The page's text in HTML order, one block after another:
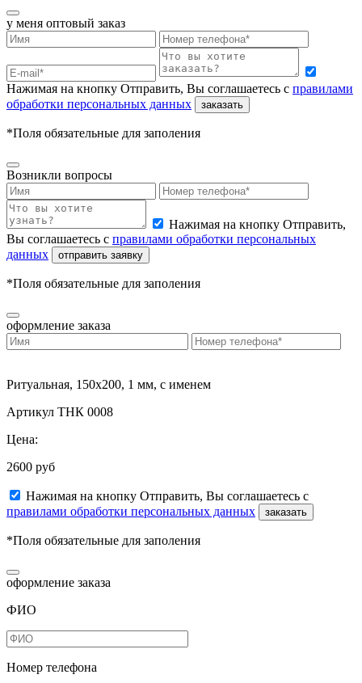
у меня оптовый заказ
Нажимая на кнопку Отправить, Вы соглашаетесь с правилами
обработки персональных данных
заказать
*Поля обязательные для заполения
Возникли вопросы
Нажимая на кнопку Отправить,
Вы соглашаетесь с правилами обработки персональных
данных
отправить заявку
*Поля обязательные для заполения
оформление заказа
Ритуальная, 150х200, 1 мм, с именем
Артикул ТНК 0008
Цена:
2600 руб
Нажимая на кнопку Отправить, Вы соглашаетесь с
правилами обработки персональных данных
заказать
*Поля обязательные для заполения
оформление заказа
ФИО
Номер телефона